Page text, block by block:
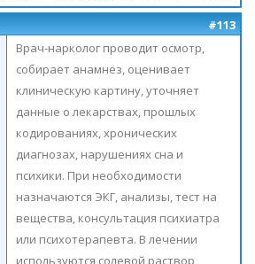
#113
Врач-нарколог проводит осмотр,
собирает анамнез, оценивает
клиническую картину, уточняет
данные о лекарствах, прошлых
кодированиях, хронических
диагнозах, нарушениях сна и
психики. При необходимости
назначаются ЭКГ, анализы, тест на
вещества, консультация психиатра
или психотерапевта. В лечении
используются солевой раствор,